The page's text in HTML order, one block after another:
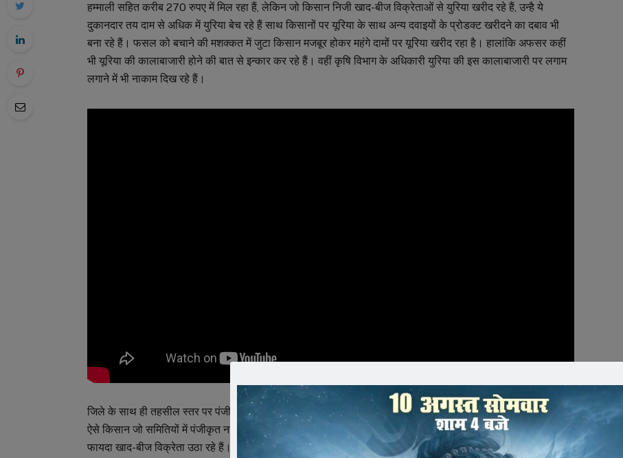
हम्माली सहित करीब 270 रुपए में मिल रहा हैं, लेकिन जो किसान निजी खाद-बीज विक्रेताओं से युरिया खरीद रहे हैं, उन्है ये
दुकानदार तय दाम से अधिक में युरिया बेच रहे हैं साथ किसानों पर यूरिया के साथ अन्य दवाइयों के प्रोडक्ट खरीदने का दबाव भी
बना रहे हैं। फसल को बचाने की मशक्कत में जुटा किसान मजबूर होकर महंगे दामों पर यूरिया खरीद रहा है। हालांकि अफसर कहीं
भी यूरिया की कालाबाजारी होने की बात से इन्कार कर रहे हैं। वहीं कृषि विभाग के अधिकारी युरिया की इस कालाबाजारी पर लगाम
लगाने में भी नाकाम दिख रहे हैं।
जिले के साथ ही तहसील स्तर पर पंजीकृत किसानों को तो सहकारी समितियों से शासन द्वारा तय दाम पर यूरिया मिल रहा है लेकिन
ऐसे किसान जो समितियों में पंजीकृत नहीं हैं उन्हें यूरिया की एक-एक बोरी के लिए भटकना पड़ रहा है। किसानों की इसी लाचारी का
फायदा खाद-बीज विक्रेता उठा रहे हैं। यूरिया की जमकर कालाबाजारी हो रही है,कहीं 320 रुपये तो कहीं 350 तो कहीं 370